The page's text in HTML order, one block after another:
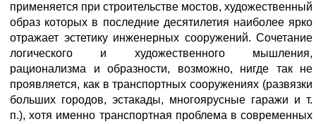
применяется при строительстве мостов, художественный
образ которых в последние десятилетия наиболее ярко
отражает эстетику инженерных сооружений. Сочетание
логического и художественного мышления,
рационализма и образности, возможно, нигде так не
проявляется, как в транспортных сооружениях (развязки
больших городов, эстакады, многоярусные гаражи и т.
п.), хотя именно транспортная проблема в современных